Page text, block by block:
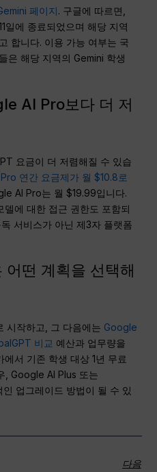
페이지. 구글에 따르면,
일에 종료되었으며 해당 지역
합니다. 이용 가능 여부는 국
은 해당 지역의 Gemini 학생
AI Pro보다 더 저
요금이 더 저렴해질 수 있습
연간 요금제가 월 $10.8로
AI Pro는 월 $19.99입니다.
에 대한 접근 권한도 포함되
서비스가 아닌 제3자 플랫폼
떤 계획을 선택해
시작하고, 그 다음에는 Google
비교 예산과 업무량을
서 기존 학생 대상 1년 무료
, Google AI Plus 또는
업그레이드 방법이 될 수 있
다음